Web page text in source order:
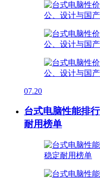
07.20
台式电脑性能排
耐用榜单